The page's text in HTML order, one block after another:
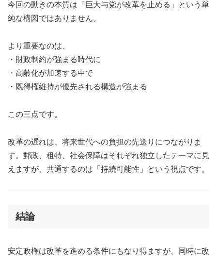
今回の動きの本質は「巨大与党が改革を止める」という単
純な構図ではありません。
より重要なのは、
・財政制約が強まる時代に
・高齢化が加速する中で
・既得権維持が優先される構造が強まる
この三点です。
改革の遅れは、将来世代への負担の先送りにつながりま
す。郵政、租特、社会保障はそれぞれ独立したテーマに見
えますが、共通するのは「持続可能性」という視点です。
結論
安定政権は改革を進める条件にもなり得ますが、同時に改